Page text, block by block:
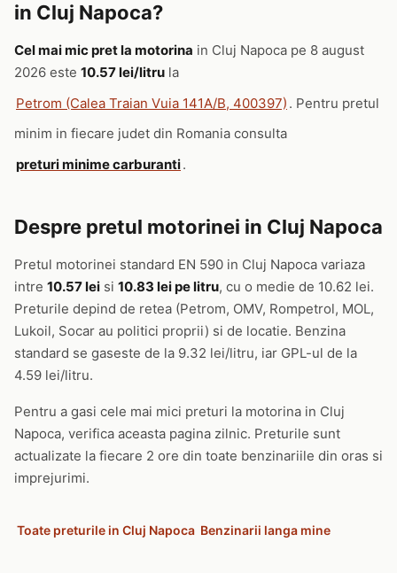
in Cluj Napoca?
Cel mai mic pret la motorina in Cluj Napoca pe 8 august
2026 este 10.57 lei/litru la
Petrom (Calea Traian Vuia 141A/B, 400397) . Pentru pretul
minim in fiecare judet din Romania consulta
preturi minime carburanti.
Despre pretul motorinei in Cluj Napoca
Pretul motorinei standard EN 590 in Cluj Napoca variaza
intre 10.57 lei si 10.83 lei pe litru, cu o medie de 10.62 lei.
Preturile depind de retea (Petrom, OMV, Rompetrol, MOL,
Lukoil, Socar au politici proprii) si de locatie. Benzina
standard se gaseste de la 9.32 lei/litru, iar GPL-ul de la
4.59 lei/litru.
Pentru a gasi cele mai mici preturi la motorina in Cluj
Napoca, verifica aceasta pagina zilnic. Preturile sunt
actualizate la fiecare 2 ore din toate benzinariile din oras si
imprejurimi.
Toate preturile in Cluj Napoca Benzinarii langa mine